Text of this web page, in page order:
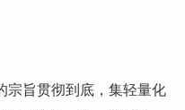
旨贯彻到底，集轻量化